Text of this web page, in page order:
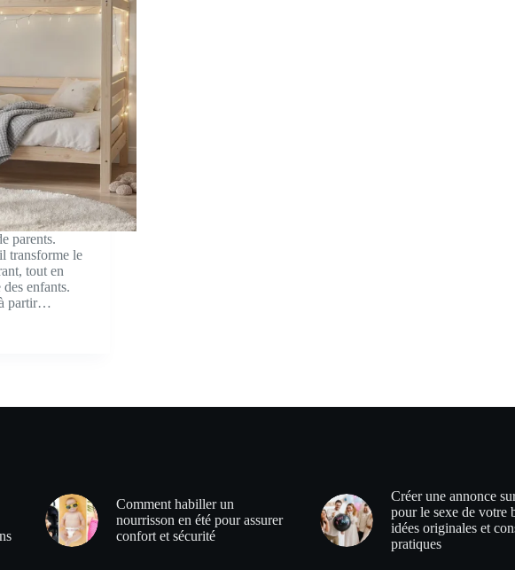
parents.
transforme le
tout en
enfants.
partir…
Comment habiller un
nourrisson en été pour assurer
confort et sécurité
Créer une annonce
pour le sexe de votre
idées originales et
pratiques